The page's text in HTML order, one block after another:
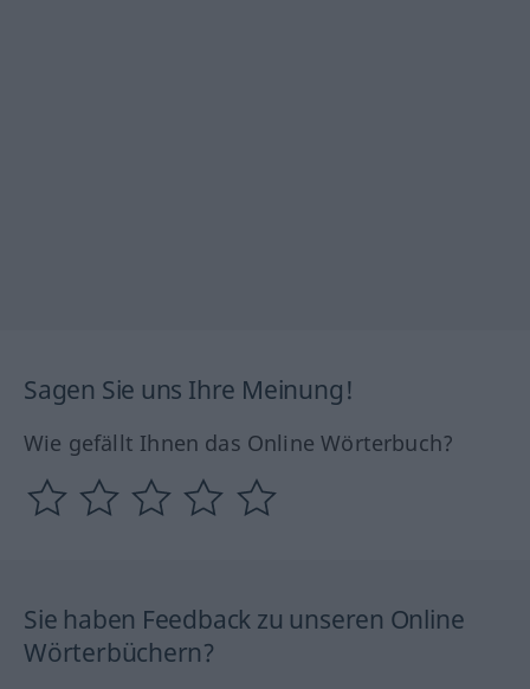
Sagen Sie uns Ihre Meinung!
Wie gefällt Ihnen das Online Wörterbuch?
Sie haben Feedback zu unseren Online
Wörterbüchern?